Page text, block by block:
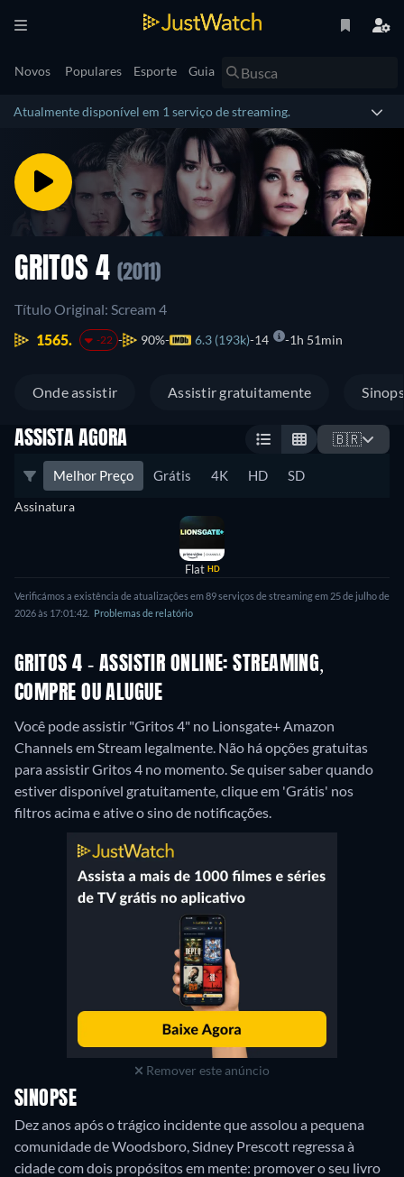
Novos Populares Esporte Guia
Atualmente disponível em 1 serviço de streaming.
GRITOS 4 (2011)
Título Original: Scream 4
1565.
-22 90% 6.3 (193k) 14 1h 51min
Onde assistir Assistir gratuitamente
ASSISTA AGORA 🇧🇷
Melhor Preço Grátis 4K HD SD
Assinatura
Flat HD
Verificámos a existência de atualizações em 89 serviços de streaming em 25 de julho de
2026 às 17:01:42.
Problemas de relatório
GRITOS 4 - ASSISTIR ONLINE: STREAMING,
COMPRE OU ALUGUE
Você pode assistir "Gritos 4" no Lionsgate+ Amazon
Channels em Stream legalmente. Não há opções gratuitas
para assistir Gritos 4 no momento. Se quiser saber quando
estiver disponível gratuitamente, clique em 'Grátis' nos
filtros acima e ative o sino de notificações.
Remover este anúncio
SINOPSE
Dez anos após o trágico incidente que assolou a pequena
comunidade de Woodsboro, Sidney Prescott regressa à
cidade com dois propósitos em mente: promover o seu livro